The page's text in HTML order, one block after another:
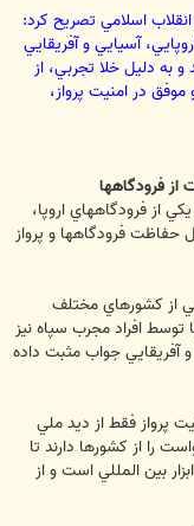
اسلامي تصريح كرد:
مختلف اروپايي، آسيايي و آفريقايي
و به دليل خلا تجربي، از
در امنيت پرواز،
فرودگاهها
از فرودگاههاي اروپا،
فرودگاهها و پرواز
از كشورهاي مختلف
توسط افراد مجرب سپاه نيز
جواب مثبت داده
پرواز فقط از ديد ملي
را از كشورها دارند تا
بين المللي است و از